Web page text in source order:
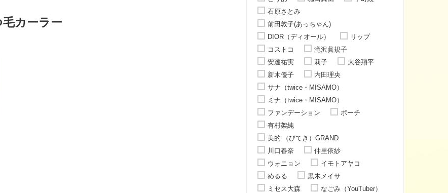
毛カーラー
石原さとみ
前田敦子(あっちゃん)
DIOR（ディオール）
リップ
コストコ
滝沢眞規子
安達祐実
莉子
大谷翔平
新木優子
内田理央
サナ（twice・MISAMO）
ミナ（twice・MISAMO）
ファンデーション
ポーチ
有村架純
美的 （びてき）GRAND
川口春奈
仲里依紗
ウォニョン
イモトアヤコ
めるる
黒木メイサ
ミセス大森
なごみ（YouTuber）